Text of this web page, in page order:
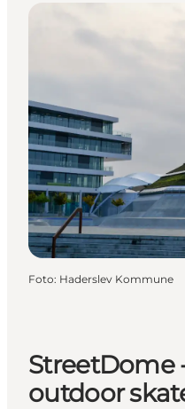
Foto: Haderslev Kommune
StreetDome
outdoor